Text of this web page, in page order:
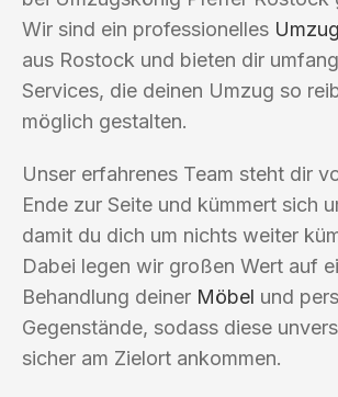
Wir sind ein professionelles
aus Rostock und bieten dir
Services, die deinen Umzug so
möglich gestalten.
Unser erfahrenes Team steht dir
Ende zur Seite und kümmert sich
damit du dich um nichts weiter
Dabei legen wir großen Wert auf
Behandlung deiner Möbel und
Gegenstände, sodass diese
sicher am Zielort ankommen.